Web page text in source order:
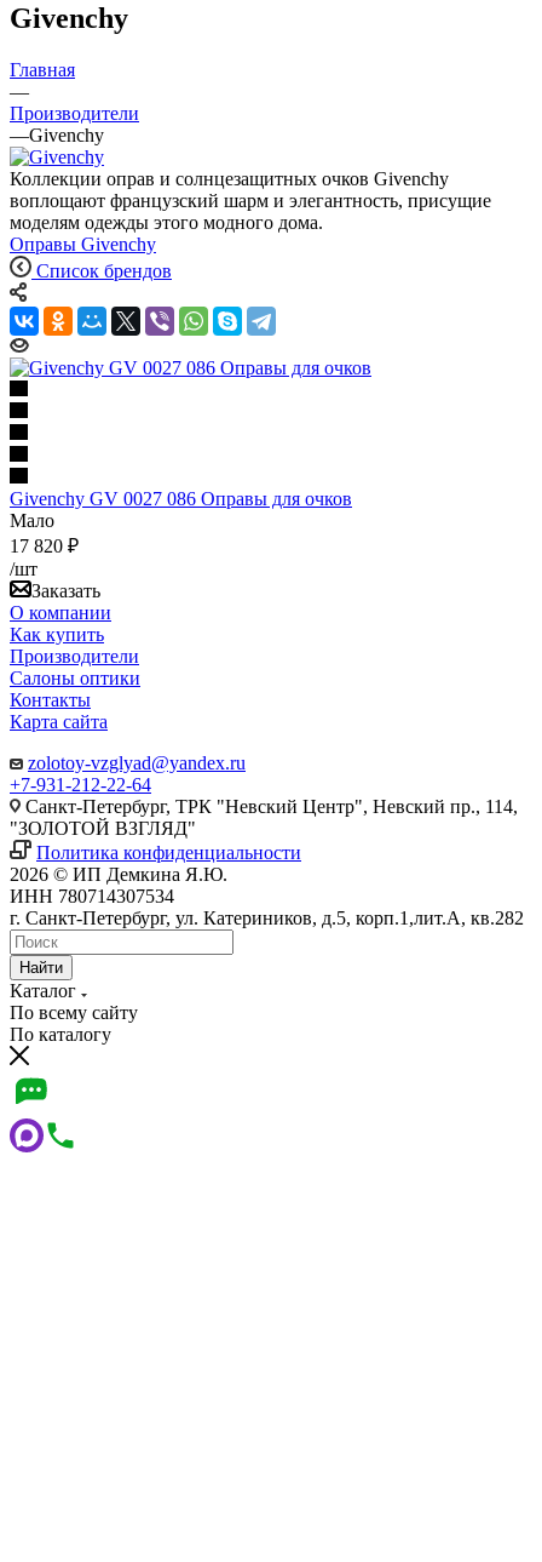
Givenchy
Главная
—
Производители
—Givenchy
Коллекции оправ и солнцезащитных очков Givenchy
воплощают французский шарм и элегантность, присущие
моделям одежды этого модного дома.
Оправы Givenchy
Список брендов
Givenchy GV 0027 086 Оправы для очков
Мало
17 820 ₽
/шт
Заказать
О компании
Как купить
Производители
Салоны оптики
Контакты
Карта сайта
zolotoy-vzglyad@yandex.ru
+7-931-212-22-64
Санкт-Петербург, ТРК "Невский Центр", Невский пр., 114,
"ЗОЛОТОЙ ВЗГЛЯД"
Политика конфиденциальности
2026 © ИП Демкина Я.Ю.
ИНН 780714307534
г. Санкт-Петербург, ул. Катериников, д.5, корп.1,лит.А, кв.282
Найти
Каталог
По всему сайту
По каталогу